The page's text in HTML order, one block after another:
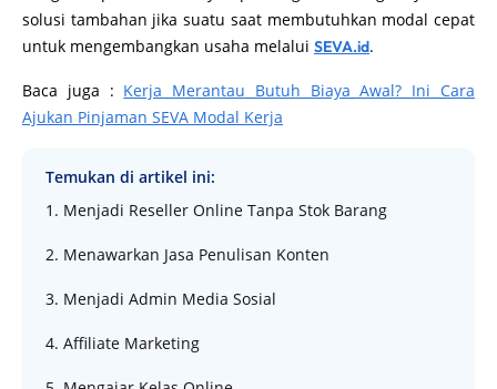
solusi tambahan jika suatu saat membutuhkan modal cepat
untuk mengembangkan usaha melalui SEVA.id.
Baca juga : Kerja Merantau Butuh Biaya Awal? Ini Cara
Ajukan Pinjaman SEVA Modal Kerja
Temukan di artikel ini:
1. Menjadi Reseller Online Tanpa Stok Barang
2. Menawarkan Jasa Penulisan Konten
3. Menjadi Admin Media Sosial
4. Affiliate Marketing